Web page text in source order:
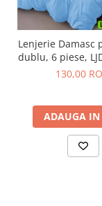
Lenjerie Damasc
dublu, 6 piese,
130,00
ADAUGA IN